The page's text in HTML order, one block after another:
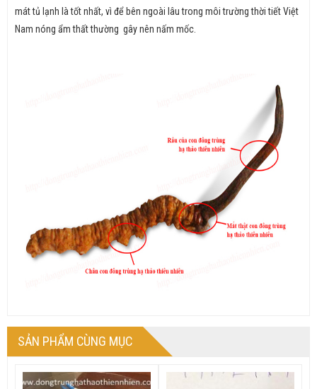
mát tủ lạnh là tốt nhất, vì để bên ngoài lâu trong môi trường thời tiết Việt
Nam nóng ẩm thất thường gây nên nấm mốc.
SẢN PHẨM CÙNG MỤC